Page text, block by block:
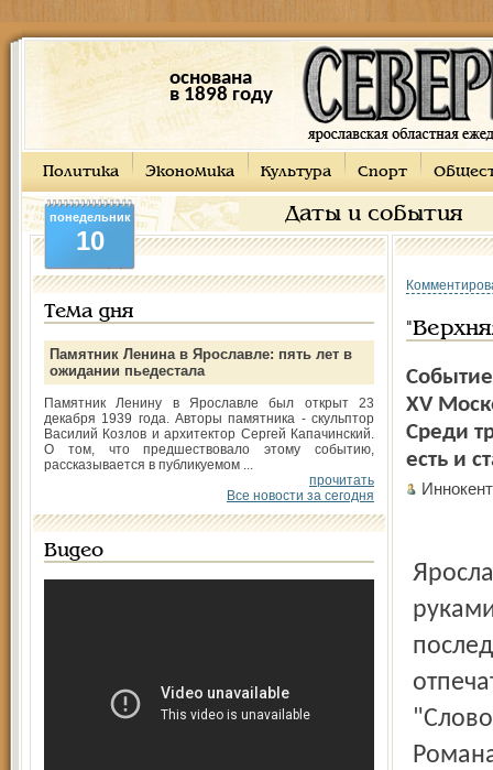
основана
в 1898 году
Политика Экономика Культура Спорт
Даты и события
понедельник
10
Тема дня
Памятник Ленина в Ярославле: пять лет в
ожидании пьедестала
Памятник Ленину в Ярославле был открыт 23
декабря 1939 года. Авторы памятника - скульптор
Василий Козлов и архитектор Сергей Капачинский.
О том, что предшествовало этому событию,
рассказывается в публикуемом ...
прочитать
Все новости за сегодня
Видео
XV
Среди
есть и
Ярославцы приехали в первопрестольную не с пустыми